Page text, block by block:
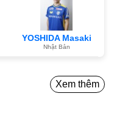
YOSHIDA Masaki
Nhật Bản
Xem thêm